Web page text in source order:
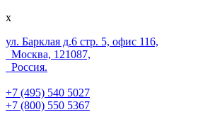
x
ул. Барклая д.6 стр. 5, офис 116,
Москва, 121087,
Россия.
+7 (495) 540 5027
+7 (800) 550 5367